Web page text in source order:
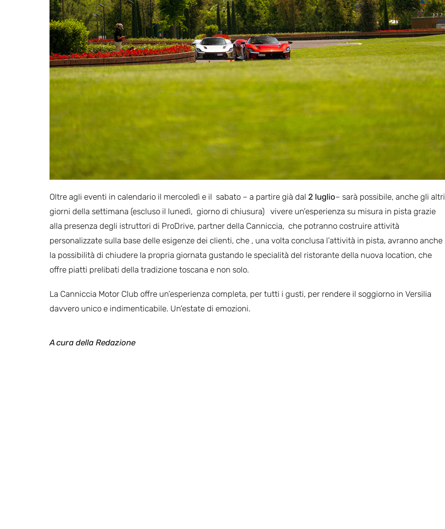
Oltre agli eventi in calendario il mercoledì e il sabato – a partire già dal 2 luglio– sarà possibile, anche gli altri
giorni della settimana (escluso il lunedì, giorno di chiusura) vivere un’esperienza su misura in pista grazie
alla presenza degli istruttori di ProDrive, partner della Canniccia, che potranno costruire attività
personalizzate sulla base delle esigenze dei clienti, che , una volta conclusa l’attività in pista, avranno anche
la possibilità di chiudere la propria giornata gustando le specialità del ristorante della nuova location, che
offre piatti prelibati della tradizione toscana e non solo.
La Canniccia Motor Club offre un’esperienza completa, per tutti i gusti, per rendere il soggiorno in Versilia
davvero unico e indimenticabile. Un’estate di emozioni.
A cura della Redazione